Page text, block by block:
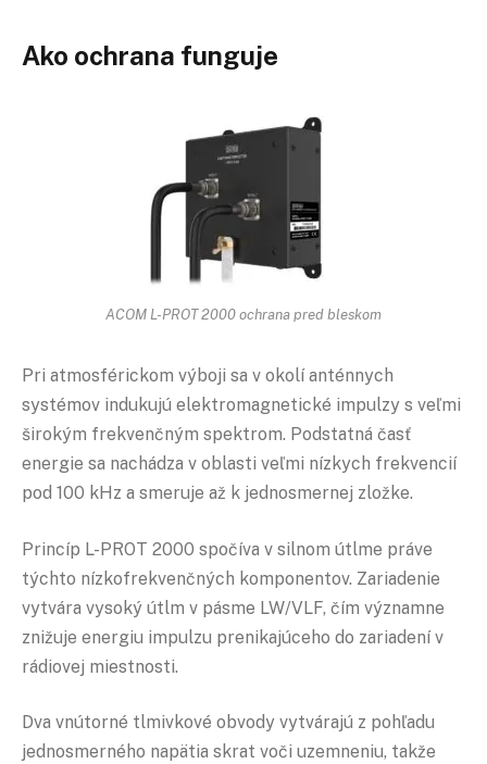
Ako ochrana funguje
ACOM L-PROT 2000 ochrana pred bleskom
Pri atmosférickom výboji sa v okolí anténnych
systémov indukujú elektromagnetické impulzy s veľmi
širokým frekvenčným spektrom. Podstatná časť
energie sa nachádza v oblasti veľmi nízkych frekvencií
pod 100 kHz a smeruje až k jednosmernej zložke.
Princíp L-PROT 2000 spočíva v silnom útlme práve
týchto nízkofrekvenčných komponentov. Zariadenie
vytvára vysoký útlm v pásme LW/VLF, čím významne
znižuje energiu impulzu prenikajúceho do zariadení v
rádiovej miestnosti.
Dva vnútorné tlmivkové obvody vytvárajú z pohľadu
jednosmerného napätia skrat voči uzemneniu, takže